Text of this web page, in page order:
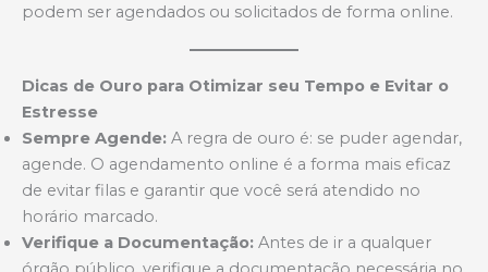
podem ser agendados ou solicitados de forma online.
Dicas de Ouro para Otimizar seu Tempo e Evitar o
Estresse
Sempre Agende: A regra de ouro é: se puder agendar,
agende. O agendamento online é a forma mais eficaz
de evitar filas e garantir que você será atendido no
horário marcado.
Verifique a Documentação: Antes de ir a qualquer